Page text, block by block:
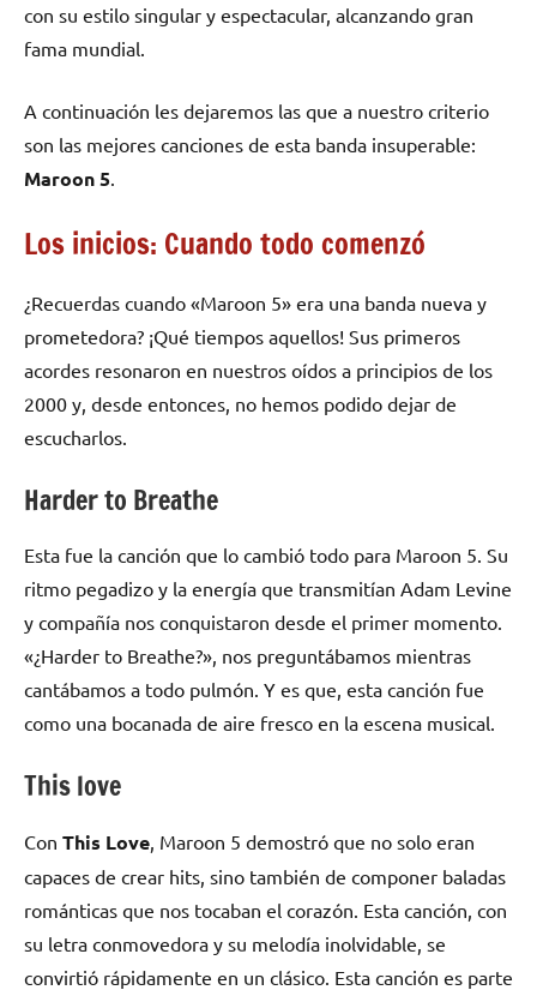
con su estilo singular y espectacular, alcanzando gran
fama mundial.
A continuación les dejaremos las que a nuestro criterio
son las mejores canciones de esta banda insuperable:
Maroon 5
Los inicios: Cuando todo comenzó
¿Recuerdas cuando «Maroon 5» era una banda nueva y
prometedora? ¡Qué tiempos aquellos! Sus primeros
acordes resonaron en nuestros oídos a principios de los
2000 y, desde entonces, no hemos podido dejar de
escucharlos.
Harder to Breathe
Esta fue la canción que lo cambió todo para Maroon 5. Su
ritmo pegadizo y la energía que transmitían Adam Levine
y compañía nos conquistaron desde el primer momento.
«¿Harder to Breathe?», nos preguntábamos mientras
cantábamos a todo pulmón. Y es que, esta canción fue
como una bocanada de aire fresco en la escena musical.
This love
Con This Love , Maroon 5 demostró que no solo eran
capaces de crear hits, sino también de componer baladas
románticas que nos tocaban el corazón. Esta canción, con
su letra conmovedora y su melodía inolvidable, se
convirtió rápidamente en un clásico. Esta canción es parte